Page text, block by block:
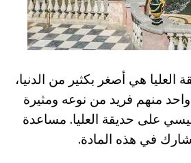
هي أصغر بكثير من الدنيا،
منهم فريد من نوعه ومثيرة
على حديقة العليا. مساعدة
شارك في هذه المادة.